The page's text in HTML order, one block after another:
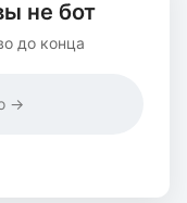
не бот
до конца
→